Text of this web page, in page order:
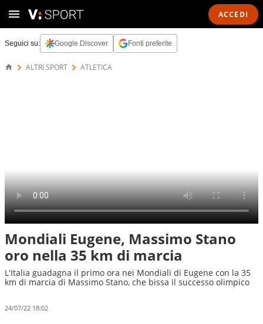
ACCEDI
Seguici su: Google Discover Fonti preferite
ALTRI SPORT ATLETICA
Mondiali Eugene, Massimo Stano
oro nella 35 km di marcia
L'Italia guadagna il primo ora nei Mondiali di Eugene con la 35
km di marcia di Massimo Stano, che bissa il successo olimpico
24/07/22 18:02